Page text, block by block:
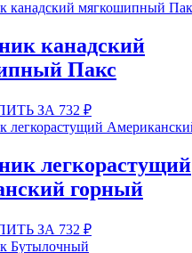
канадский
Пакс
ЗА 732 ₽
легкорастущий
горный
ЗА 732 ₽